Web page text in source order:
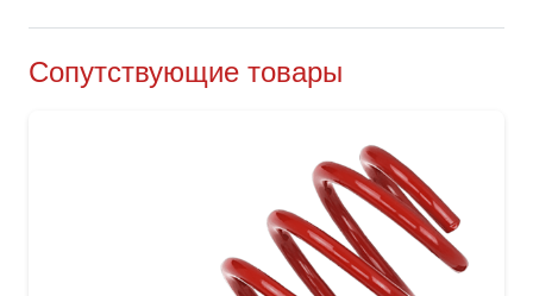
Сопутствующие товары